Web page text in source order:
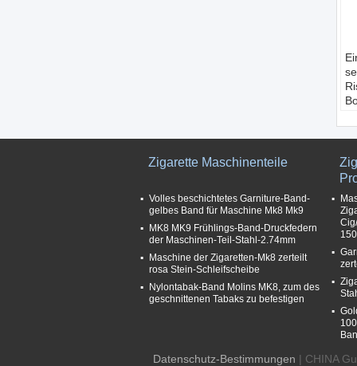
Zigarette Maschinenteile
Volles beschichtetes Garniture-Band-
gelbes Band für Maschine Mk8 Mk9
MK8 MK9 Frühlings-Band-Druckfedern
der Maschinen-Teil-Stahl-2.74mm
Maschine der Zigaretten-Mk8 zerteilt
rosa Stein-Schleifscheibe
Nylontabak-Band Molins MK8, zum des
geschnittenen Tabaks zu befestigen
Datenschutz-Bestimmungen | CHINA